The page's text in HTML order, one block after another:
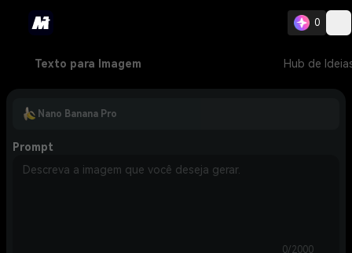
0
Texto para Imagem Hub de
Nano Banana Pro
Prompt
0/2000